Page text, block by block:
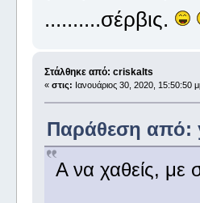
..........σέρβις.
Στάλθηκε από: criskalts
« στις: Ιανουάριος 30, 2020, 15:50:50
Παράθεση από:
Α να χαθείς, με